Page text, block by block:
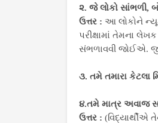
૨. જે લોકો સાંભળી,
ઉત્તર : આ લોકોને
પરીક્ષામાં તેમના
સંભળાવવી જોઈએ.
૩. તમે તમારા કેટલા
૪.તમે માત્ર અવાજ
ઉત્તર :